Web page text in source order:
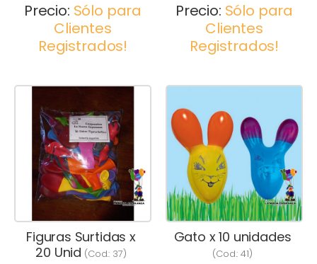
Precio: Sólo para
Clientes
Registrados!
Precio: Sólo para
Clientes
Registrados!
Figuras Surtidas x
20 Unid (Cod.: 37)
Gato x 10 unidades
(Cod.:41)